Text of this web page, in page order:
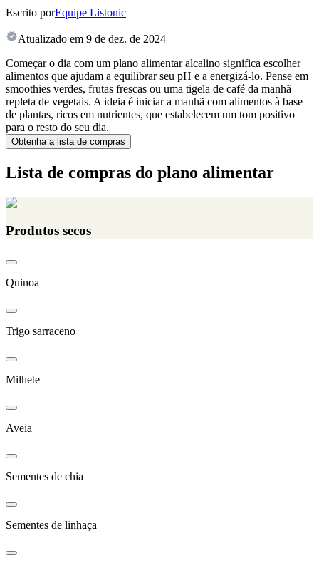
Escrito porEquipe Listonic
Atualizado em 9 de dez. de 2024
Começar o dia com um plano alimentar alcalino significa escolher
alimentos que ajudam a equilibrar seu pH e a energizá-lo. Pense em
smoothies verdes, frutas frescas ou uma tigela de café da manhã
repleta de vegetais. A ideia é iniciar a manhã com alimentos à base
de plantas, ricos em nutrientes, que estabelecem um tom positivo
para o resto do seu dia.
Obtenha a lista de compras
Lista de compras do plano alimentar
Produtos secos
Quinoa
Trigo sarraceno
Milhete
Aveia
Sementes de chia
Sementes de linhaça